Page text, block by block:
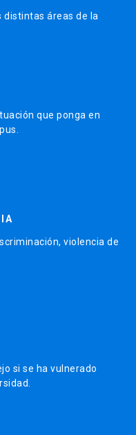
distintas áreas de la
que ponga en
violencia de
si se ha vulnerado